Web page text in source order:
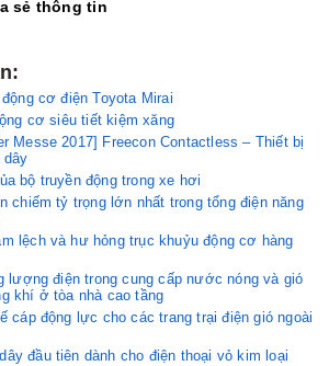
sẻ thông tin
cơ điện Toyota Mirai
cơ siêu tiết kiệm xăng
Messe 2017] Freecon Contactless – Thiết bị
dây
bộ truyền động trong xe hơi
chiếm tỷ trọng lớn nhất trong tổng điện năng
lệch và hư hỏng trục khuỷu động cơ hàng
lượng điện trong cung cấp nước nóng và gió
khí ở tòa nhà cao tầng
cáp động lực cho các trang trại điện gió ngoài
đầu tiên dành cho điện thoại vỏ kim loại